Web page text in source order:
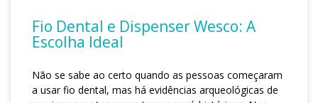
Fio Dental e Dispenser Wesco: A
Escolha Ideal
Não se sabe ao certo quando as pessoas começaram
a usar fio dental, mas há evidências arqueológicas de